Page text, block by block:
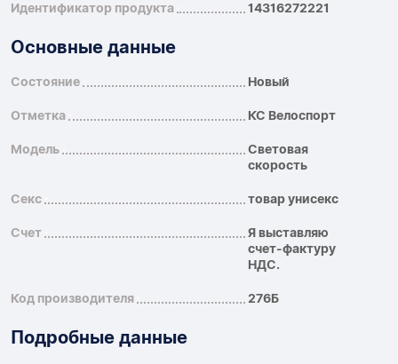
Идентификатор продукта 14316272221
Основные данные
Состояние Новый
Отметка КС Велоспорт
Модель
Световая
скорость
Секс товар унисекс
Счет
Я выставляю
счет-фактуру
НДС.
Код производителя 276Б
Подробные данные